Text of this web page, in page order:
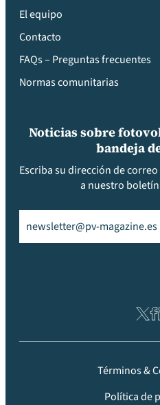
El equipo
Contacto
FAQs – Preguntas frecuentes
Normas comunitarias
Noticias sobre
bandeja
Escriba su dirección de
a nuestro
Términos &
Política de